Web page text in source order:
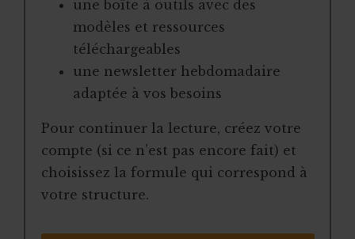
une boîte à outils avec des
modèles et ressources
téléchargeables
une newsletter hebdomadaire
adaptée à vos besoins
Pour continuer la lecture, créez votre
compte (si ce n’est pas encore fait) et
choisissez la formule qui correspond à
votre structure.